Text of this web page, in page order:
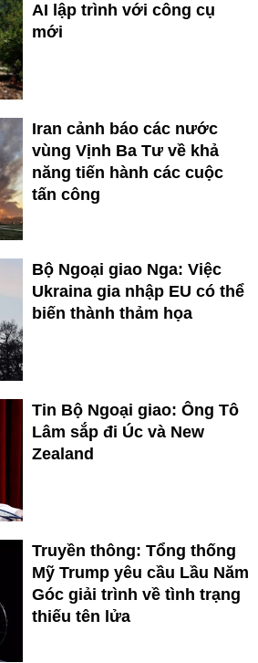
AI lập trình với công cụ
mới
Iran cảnh báo các nước
vùng Vịnh Ba Tư về khả
năng tiến hành các cuộc
tấn công
Bộ Ngoại giao Nga: Việc
Ukraina gia nhập EU có thể
biến thành thảm họa
Tin Bộ Ngoại giao: Ông Tô
Lâm sắp đi Úc và New
Zealand
Truyền thông: Tổng thống
Mỹ Trump yêu cầu Lầu Năm
Góc giải trình về tình trạng
thiếu tên lửa